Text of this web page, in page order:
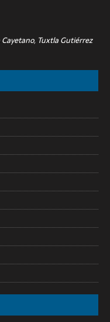
Cayetano, Tuxtla Gutiérrez